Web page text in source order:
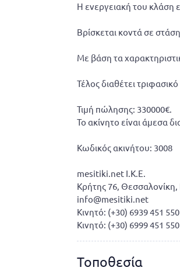
Η ενεργειακή του κλάση
Βρίσκεται κοντά σε
Με βάση τα
Τέλος διαθέτει
Τιμή πώλησης: 330000€.
Το ακίνητο είναι άμεσα
Κωδικός ακινήτου: 3008
mesitiki.net I.K.E.
Κρήτης 76,
info@mesitiki.net
Κινητό: (+30) 6939 451
Κινητό: (+30) 6999 451
Τοποθεσία